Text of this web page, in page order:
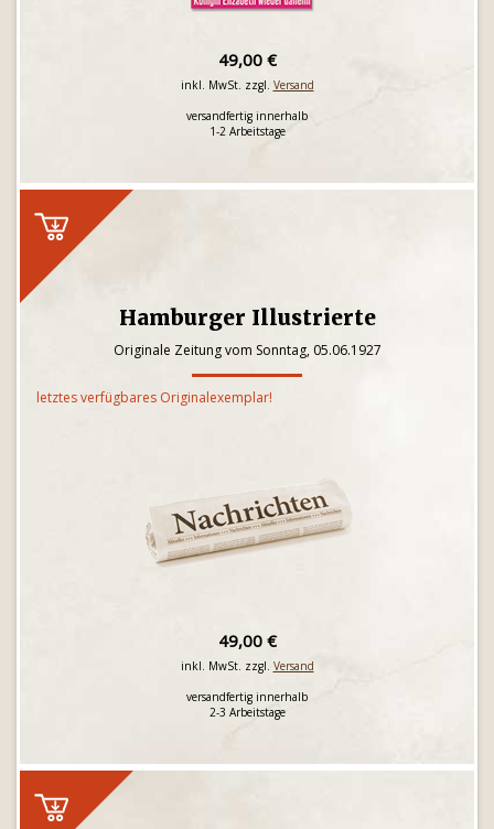
49,00 €
inkl. MwSt. zzgl. Versand
versandfertig innerhalb
1-2 Arbeitstage
Hamburger Illustrierte
Originale Zeitung vom Sonntag, 05.06.1927
letztes verfügbares Originalexemplar!
49,00 €
inkl. MwSt. zzgl. Versand
versandfertig innerhalb
2-3 Arbeitstage